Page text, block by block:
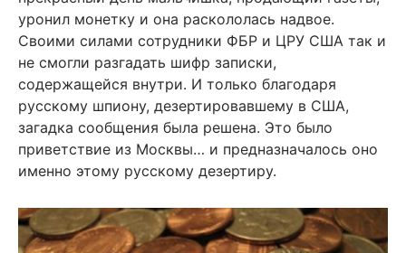
уронил монетку и она раскололась надвое.
Своими силами сотрудники ФБР и ЦРУ США так и
не смогли разгадать шифр записки,
содержащейся внутри. И только благодаря
русскому шпиону, дезертировавшему в США,
загадка сообщения была решена. Это было
приветствие из Москвы… и предназначалось оно
именно этому русскому дезертиру.